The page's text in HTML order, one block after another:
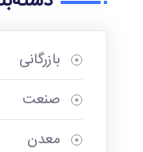
بازرگانی
صنعت
معدن